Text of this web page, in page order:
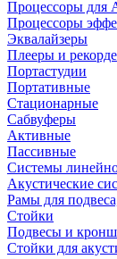
Процессоры для
Процессоры
Эквалайзеры
Плееры и
Портастудии
Портативные
Стационарные
Сабвуферы
Активные
Пассивные
Системы
Акустические
Рамы для
Стойки
Подвесы и
Стойки для